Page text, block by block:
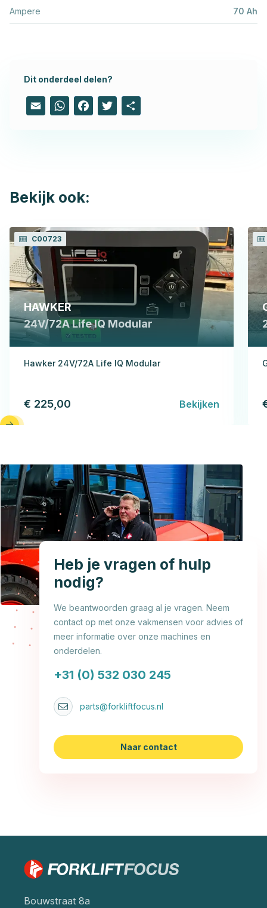
Ampere 70 Ah
Dit onderdeel delen?
Email WhatsAppFacebook
Twitter
Bekijk ook:
C00723
HAWKER
24V/72A Life IQ Modular
Hawker 24V/72A Life IQ Modular
€ 225,00 Bekijken
Heb je vragen of hulp
nodig?
We beantwoorden graag al je vragen. Neem
contact op met onze vakmensen voor advies of
meer informatie over onze machines en
onderdelen.
+31 (0) 532 030 245
parts@forkliftfocus.nl
Naar contact
Bouwstraat 8a